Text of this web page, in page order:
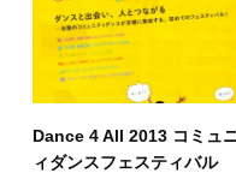
Dance 4 All 2013 コミュ
ィダンスフェスティバル